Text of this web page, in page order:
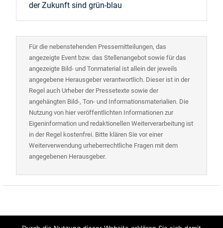
der Zukunft sind grün-blau
Für die nebenstehenden Pressemitteilungen, das
angezeigte Event bzw. das Stellenangebot sowie für das
angezeigte Bild- und Tonmaterial ist allein der jeweils
angegebene Herausgeber verantwortlich. Dieser ist in der
Regel auch Urheber der Pressetexte sowie der
angehängten Bild-, Ton- und Informationsmaterialien. Die
Nutzung von hier veröffentlichten Informationen zur
Eigeninformation und redaktionellen Weiterverarbeitung ist
in der Regel kostenfrei. Bitte klären Sie vor einer
Weiterverwendung urheberrechtliche Fragen mit dem
angegebenen Herausgeber.